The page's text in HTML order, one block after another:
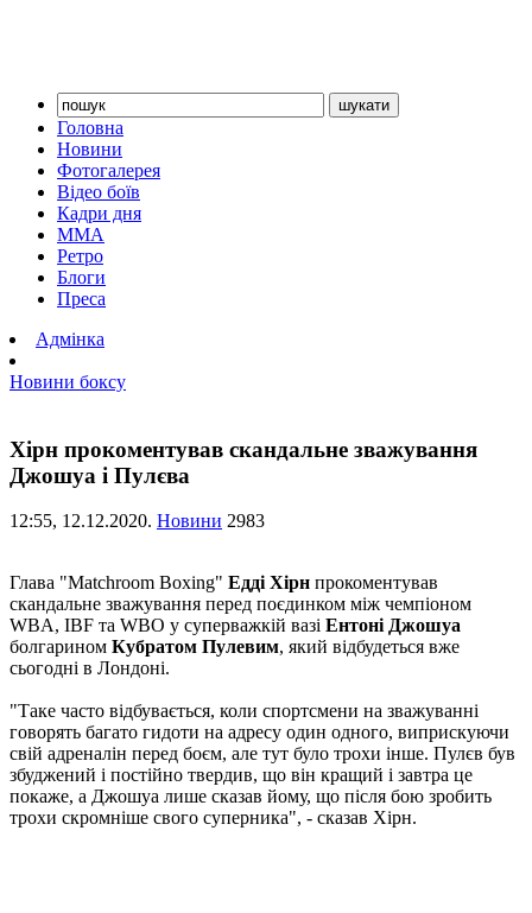
Головна
Новини
Фотогалерея
Відео боїв
Кадри дня
ММА
Ретро
Блоги
Преса
Адмінка
Новини боксу
Хірн прокоментував скандальне зважування
Джошуа і Пулєва
12:55, 12.12.2020. Новини 2983
Глава "Matchroom Boxing" Едді Хірн прокоментував
скандальне зважування перед поєдинком між чемпіоном
WBA, IBF та WBO у суперважкій вазі Ентоні Джошуа
болгарином Кубратом Пулевим, який відбудеться вже
сьогодні в Лондоні.
"Таке часто відбувається, коли спортсмени на зважуванні
говорять багато гидоти на адресу один одного, виприскуючи
свій адреналін перед боєм, але тут було трохи інше. Пулєв був
збуджений і постійно твердив, що він кращий і завтра це
покаже, а Джошуа лише сказав йому, що після бою зробить
трохи скромніше свого суперника", - сказав Хірн.